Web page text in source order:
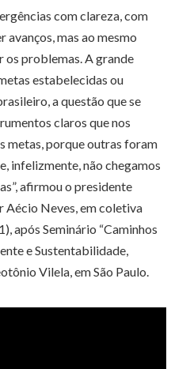
com clareza, com
avanços, mas ao mesmo
problemas. A grande
estabelecidas ou
a questão que se
claros que nos
metas, porque outras foram
infelizmente, não chegamos
afirmou o presidente
Aécio Neves, em coletiva
após Seminário “Caminhos
e Sustentabilidade,
Vilela, em São Paulo.